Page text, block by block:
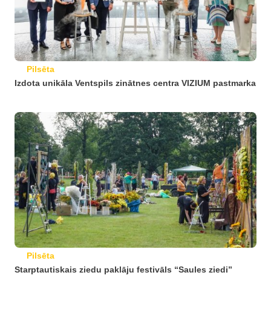
Pilsēta
Izdota unikāla Ventspils zinātnes centra VIZIUM pastmarka
Pilsēta
Starptautiskais ziedu paklāju festivāls “Saules ziedi”